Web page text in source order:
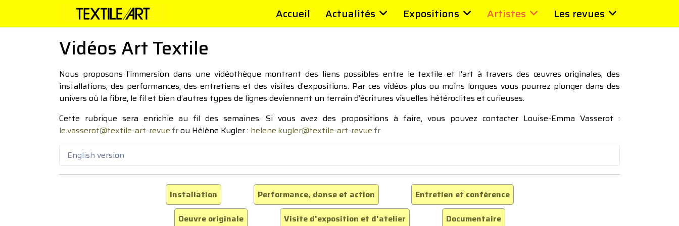
Accueil Actualités Expositions Artistes Les revues
Vidéos Art Textile
Nous proposons l’immersion dans une vidéothèque montrant des liens possibles entre le textile et l’art à travers des œuvres originales, des
installations, des performances, des entretiens et des visites d’expositions. Par ces vidéos plus ou moins longues vous pourrez plonger dans des
univers où la fibre, le fil et bien d’autres types de lignes deviennent un terrain d’écritures visuelles hétéroclites et curieuses.
Cette rubrique sera enrichie au fil des semaines. Si vous avez des propositions à faire, vous pouvez contacter Louise-Emma Vasserot :
le.vasserot@textile-art-revue.frou Hélène Kugler : helene.kugler@textile-art-revue.fr
English version
Installation Performance, danse et action
Entretien et conférence
Oeuvre originale
Visite d'exposition et d'atelier Documentaire